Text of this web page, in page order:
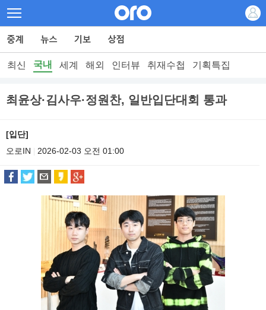
최신 국내 세계 해외 인터뷰 취재수첩 기획특집
최윤상·김사우·정원찬, 일반입단대회 통과
[입단]
오로IN
2026-02-03 오전 01:00